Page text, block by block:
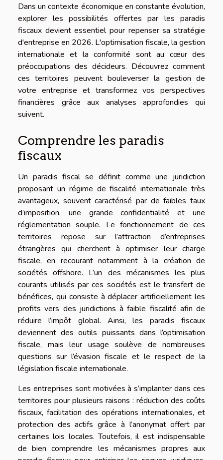
Dans un contexte économique en constante évolution,
explorer les possibilités offertes par les paradis
fiscaux devient essentiel pour repenser sa stratégie
d'entreprise en 2026. L'optimisation fiscale, la gestion
internationale et la conformité sont au cœur des
préoccupations des décideurs. Découvrez comment
ces territoires peuvent bouleverser la gestion de
votre entreprise et transformez vos perspectives
financières grâce aux analyses approfondies qui
suivent.
Comprendre les paradis
fiscaux
Un paradis fiscal se définit comme une juridiction
proposant un régime de fiscalité internationale très
avantageux, souvent caractérisé par de faibles taux
d’imposition, une grande confidentialité et une
réglementation souple. Le fonctionnement de ces
territoires repose sur l’attraction d’entreprises
étrangères qui cherchent à optimiser leur charge
fiscale, en recourant notamment à la création de
sociétés offshore. L’un des mécanismes les plus
courants utilisés par ces sociétés est le transfert de
bénéfices, qui consiste à déplacer artificiellement les
profits vers des juridictions à faible fiscalité afin de
réduire l’impôt global. Ainsi, les paradis fiscaux
deviennent des outils puissants dans l’optimisation
fiscale, mais leur usage soulève de nombreuses
questions sur l’évasion fiscale et le respect de la
législation fiscale internationale.
Les entreprises sont motivées à s’implanter dans ces
territoires pour plusieurs raisons : réduction des coûts
fiscaux, facilitation des opérations internationales, et
protection des actifs grâce à l’anonymat offert par
certaines lois locales. Toutefois, il est indispensable
de bien comprendre les mécanismes propres aux